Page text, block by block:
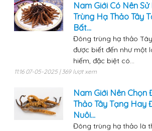
Nam Giới Có Nên
Trùng Hạ Thảo Tây
Bất...
Đông trùng hạ thảo
được biết đến như một
hiếm, đặc biệt có...
11:16 07-05-2025 | 369 lượt xem
Nam Giới Nên Chọn
Thảo Tây Tạng Hay
Nuôi...
Đông trùng hạ thảo là